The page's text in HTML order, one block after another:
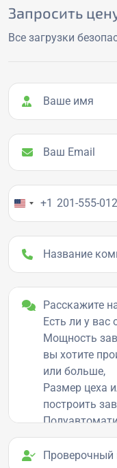
Запросить
Все загрузки
Ваше имя
Ваш Email
Ваш номер телефона
+1
Название компании
Детали проекта
Проверочный код